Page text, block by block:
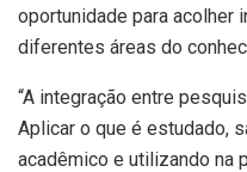
oportunidade para acolher
diferentes áreas do
“A integração entre
Aplicar o que é estudado,
acadêmico e utilizando na